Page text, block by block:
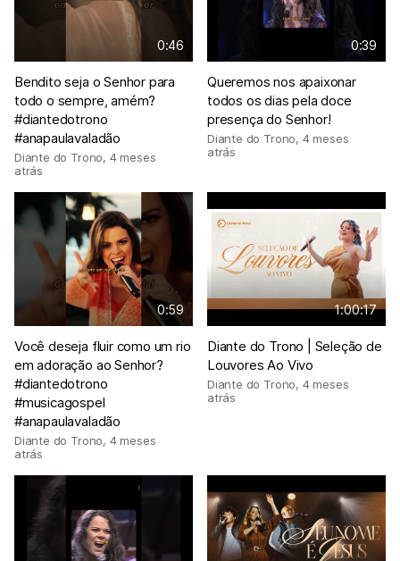
0:46
Bendito seja o Senhor para
todo o sempre, amém?
#diantedotrono
#anapaulavaladão
Diante do Trono, 4 meses
atrás
0:39
Queremos nos apaixonar
todos os dias pela doce
presença do Senhor!
Diante do Trono, 4 meses
atrás
0:59
Você deseja fluir como um rio
em adoração ao Senhor?
#diantedotrono
#musicagospel
#anapaulavaladão
Diante do Trono, 4 meses
atrás
1:00:17
Diante do Trono | Seleção de
Louvores Ao Vivo
Diante do Trono, 4 meses
atrás